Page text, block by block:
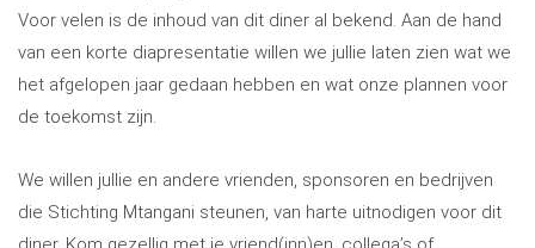
Voor velen is de inhoud van dit diner al bekend. Aan de hand
van een korte diapresentatie willen we jullie laten zien wat we
het afgelopen jaar gedaan hebben en wat onze plannen voor
de toekomst zijn.
We willen jullie en andere vrienden, sponsoren en bedrijven
die Stichting Mtangani steunen, van harte uitnodigen voor dit